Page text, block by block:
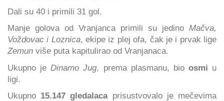
Dali su 40 i primili 31 gol.
Manje golova od Vranjanca primili su jedino Mačva,
Voždovac i Loznica, ekipe iz plej ofa, čak je i prvak lige
Zemun više puta kapitulirao od Vranjanaca.
Ukupno jeDinamo Jug, prema plasmanu, bio osmi u
ligi.
Ukupno 15.147 gledalacaprisustvovalo je mečevima